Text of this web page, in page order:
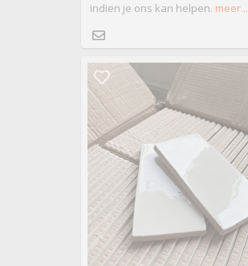
indien je ons kan helpen. meer...